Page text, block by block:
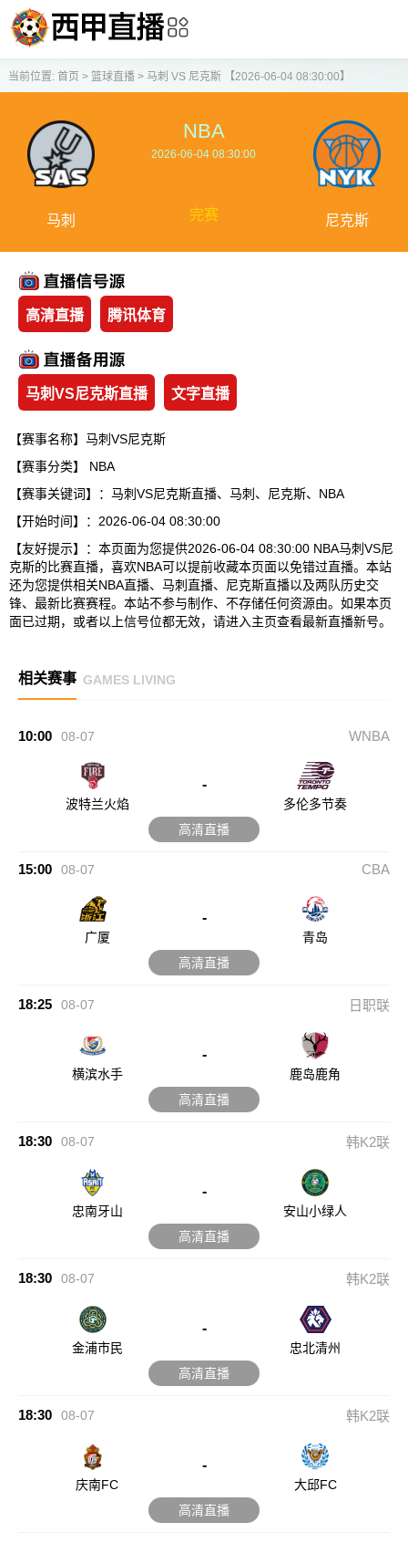
当前位置: 首页 > 篮球直播> 马刺 VS 尼克斯 【2026-06-04 08:30:00】
马刺
NBA
2026-06-04 08:30:00
完赛 尼克斯
高清直播 腾讯体育
马刺VS尼克斯直播 文字直播
【赛事名称】马刺VS尼克斯
【赛事分类】 NBA
【赛事关键词】：马刺VS尼克斯直播、马刺、尼克斯、NBA
【开始时间】：2026-06-04 08:30:00
【友好提示】：本页面为您提供2026-06-04 08:30:00 NBA马刺VS尼
克斯的比赛直播，喜欢NBA可以提前收藏本页面以免错过直播。本站
还为您提供相关NBA直播、马刺直播、尼克斯直播以及两队历史交
锋、最新比赛赛程。本站不参与制作、不存储任何资源由。如果本页
面已过期，或者以上信号位都无效，请进入主页查看最新直播新号。
相关赛事 GAMES LIVING
10:00 08-07 WNBA
波特兰火焰
-
多伦多节奏
高清直播
15:00 08-07 CBA
广厦
-
青岛
高清直播
18:25 08-07 日职联
横滨水手
-
鹿岛鹿角
高清直播
18:30 08-07 韩K2联
忠南牙山
-
安山小绿人
高清直播
18:30 08-07 韩K2联
金浦市民
-
忠北清州
高清直播
18:30 08-07 韩K2联
庆南FC
-
大邱FC
高清直播